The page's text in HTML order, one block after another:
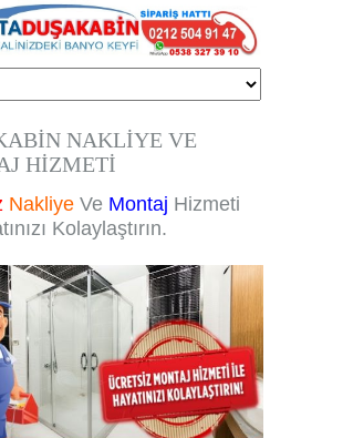
NAKLİYE VE
HİZMETİ
Nakliye Ve Montaj Hizmeti
Kolaylaştırın.